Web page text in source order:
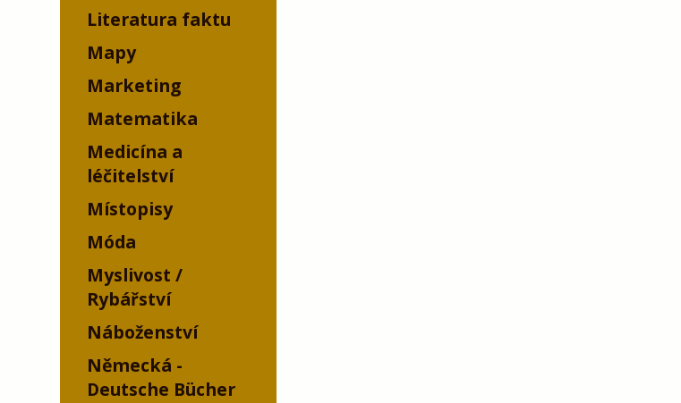
Literatura faktu
Mapy
Marketing
Matematika
Medicína a
léčitelství
Místopisy
Móda
Myslivost /
Rybářství
Náboženství
Německá -
Deutsche Bücher